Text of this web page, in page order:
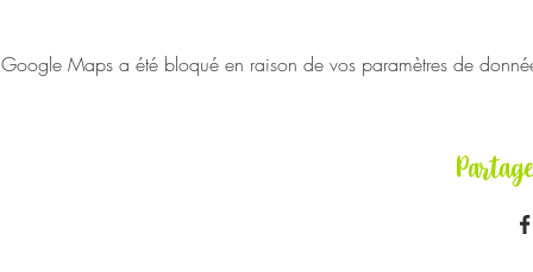
Google Maps a été bloqué en raison de vos paramètres de